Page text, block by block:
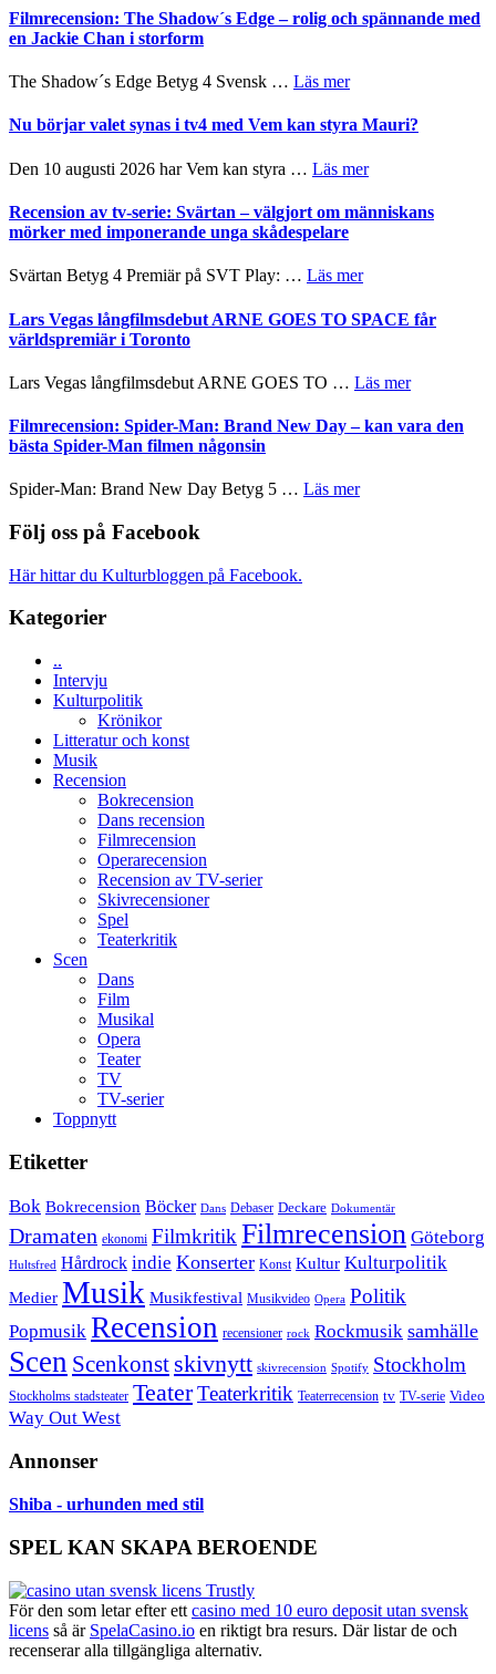
Pöntinen
bjuder
in
och
Filmrecension: The Shadow´s Edge – rolig och spännande med
en Jackie Chan i storform
The Shadow´s Edge Betyg 4 Svensk … Läs merom
The
Edge
rolig
med
Jackie
storform
Nu börjar valet synas i tv4 med Vem kan styra Mauri?
Den 10 augusti 2026 har Vem kan styra … Läs merom
börjar
Vem
Mauri?
Recension av tv-serie: Svärtan – välgjort om människans
mörker med imponerande unga skådespelare
Svärtan Betyg 4 Premiär på SVT Play: … Läs merom
av
tv-
Svärtan
–
om
Lars Vegas långfilmsdebut ARNE GOES TO SPACE får
världspremiär i Toronto
Lars Vegas långfilmsdebut ARNE GOES TO … Läs merom
Vegas
Filmrecension: Spider-Man: Brand New Day – kan vara den
bästa Spider-Man filmen någonsin
Spider-Man: Brand New Day Betyg 5 … Läs merom
Följ oss på Facebook
Här hittar du Kulturbloggen på Facebook.
Kategorier
..
Intervju
Kulturpolitik
Krönikor
Litteratur och konst
Musik
Recension
Bokrecension
Dans recension
Filmrecension
Operarecension
Recension av TV-serier
Skivrecensioner
Spel
Teaterkritik
Scen
Dans
Film
Musikal
Opera
Teater
TV
TV-serier
Toppnytt
Etiketter
Bok Bokrecension Böcker Dans Debaser Deckare Dokumentär
Dramaten ekonomi Filmkritik Filmrecension Göteborg
Hultsfred Hårdrock indie Konserter Konst Kultur Kulturpolitik
Medier Musik Musikfestival Musikvideo Opera Politik
Popmusik Recension recensioner rock Rockmusik samhälle
Scen Scenkonst skivnytt skivrecension Spotify Stockholm
Stockholms stadsteater TeaterTeaterkritik Teaterrecension tv TV-serie Video
Way Out West
Annonser
Shiba - urhunden med stil
SPEL KAN SKAPA BEROENDE
För den som letar efter ett casino med 10 euro deposit utan svensk
licens så är SpelaCasino.io en riktigt bra resurs. Där listar de och
recenserar alla tillgängliga alternativ.